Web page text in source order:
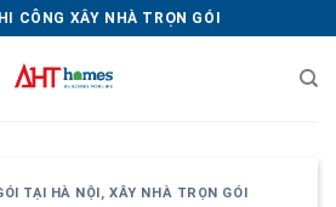
CÔNG XÂY NHÀ TRỌN GÓI
TẠI HÀ NỘI,XÂY NHÀ TRỌN GÓI